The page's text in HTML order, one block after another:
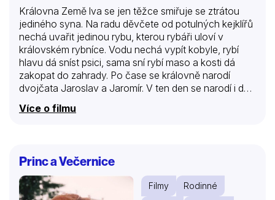
Královna Země lva se jen těžce smiřuje se ztrátou
jediného syna. Na radu děvčete od potulných kejklířů
nechá uvařit jedinou rybu, kterou rybáři uloví v
královském rybníce. Vodu nechá vypít kobyle, rybí
hlavu dá sníst psici, sama sní rybí maso a kosti dá
zakopat do zahrady. Po čase se královně narodí
dvojčata Jaroslav a Jaromír. V ten den se narodí i dvě
dva meče. Malí princové vyrostou za rok jako jiní za
království démantových skal, ale aby ji získal, musí
splnit tři úkoly. Nedokáže to a…
Více o filmu
Princ a Večernice
Filmy
Rodinné